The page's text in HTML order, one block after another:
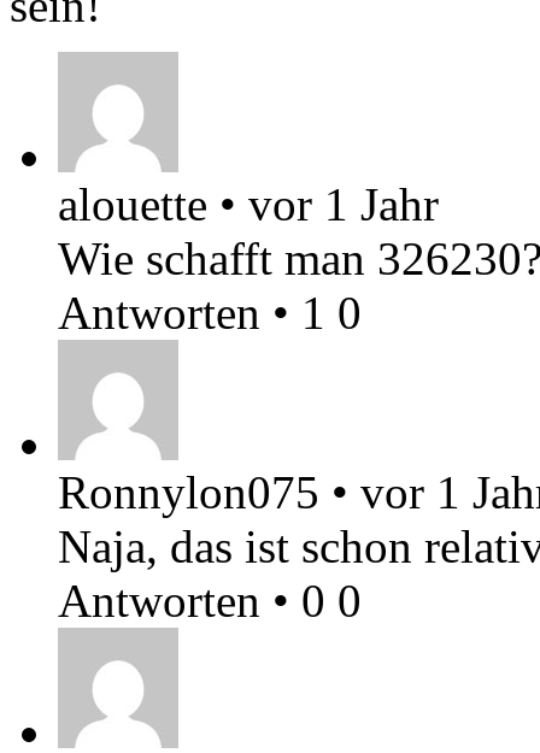
alouette • vor 1 Jahr
Wie schafft man
Antworten • 1 0
Ronnylon075 • vor 1
Naja, das ist schon
Antworten • 0 0